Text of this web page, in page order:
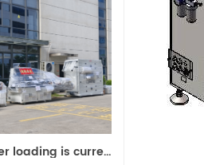
A new container loading is currently in progress.